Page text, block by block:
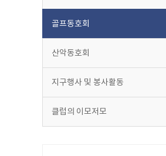
골프동호회
산악동호회
지구행사 및 봉사활동
클럽의 이모저모